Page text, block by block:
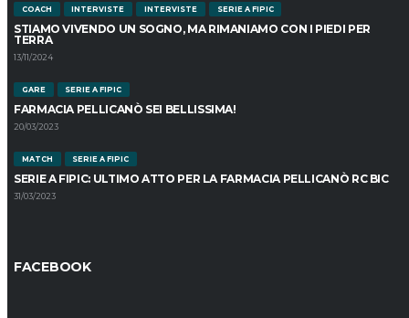
COACH INTERVISTE INTERVISTE SERIE A FIPIC
STIAMO VIVENDO UN SOGNO, MA RIMANIAMO CON I PIEDI PER
TERRA
13/11/2024
GARE SERIE A FIPIC
FARMACIA PELLICANÒ SEI BELLISSIMA!
20/03/2023
MATCH SERIE A FIPIC
SERIE A FIPIC: ULTIMO ATTO PER LA FARMACIA PELLICANÒ RC BIC
31/03/2023
FACEBOOK